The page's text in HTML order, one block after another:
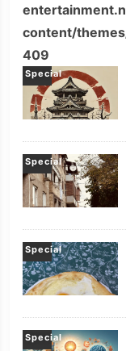
content/
409
Special
Special
Special
Special